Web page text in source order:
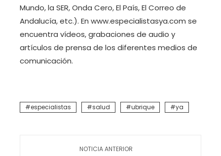
Mundo, la SER, Onda Cero, El País, El Correo de
Andalucía, etc.). En www.especialistasya.com se
encuentra vídeos, grabaciones de audio y
artículos de prensa de los diferentes medios de
comunicación.
especialistas salud ubrique ya
NOTICIA ANTERIOR